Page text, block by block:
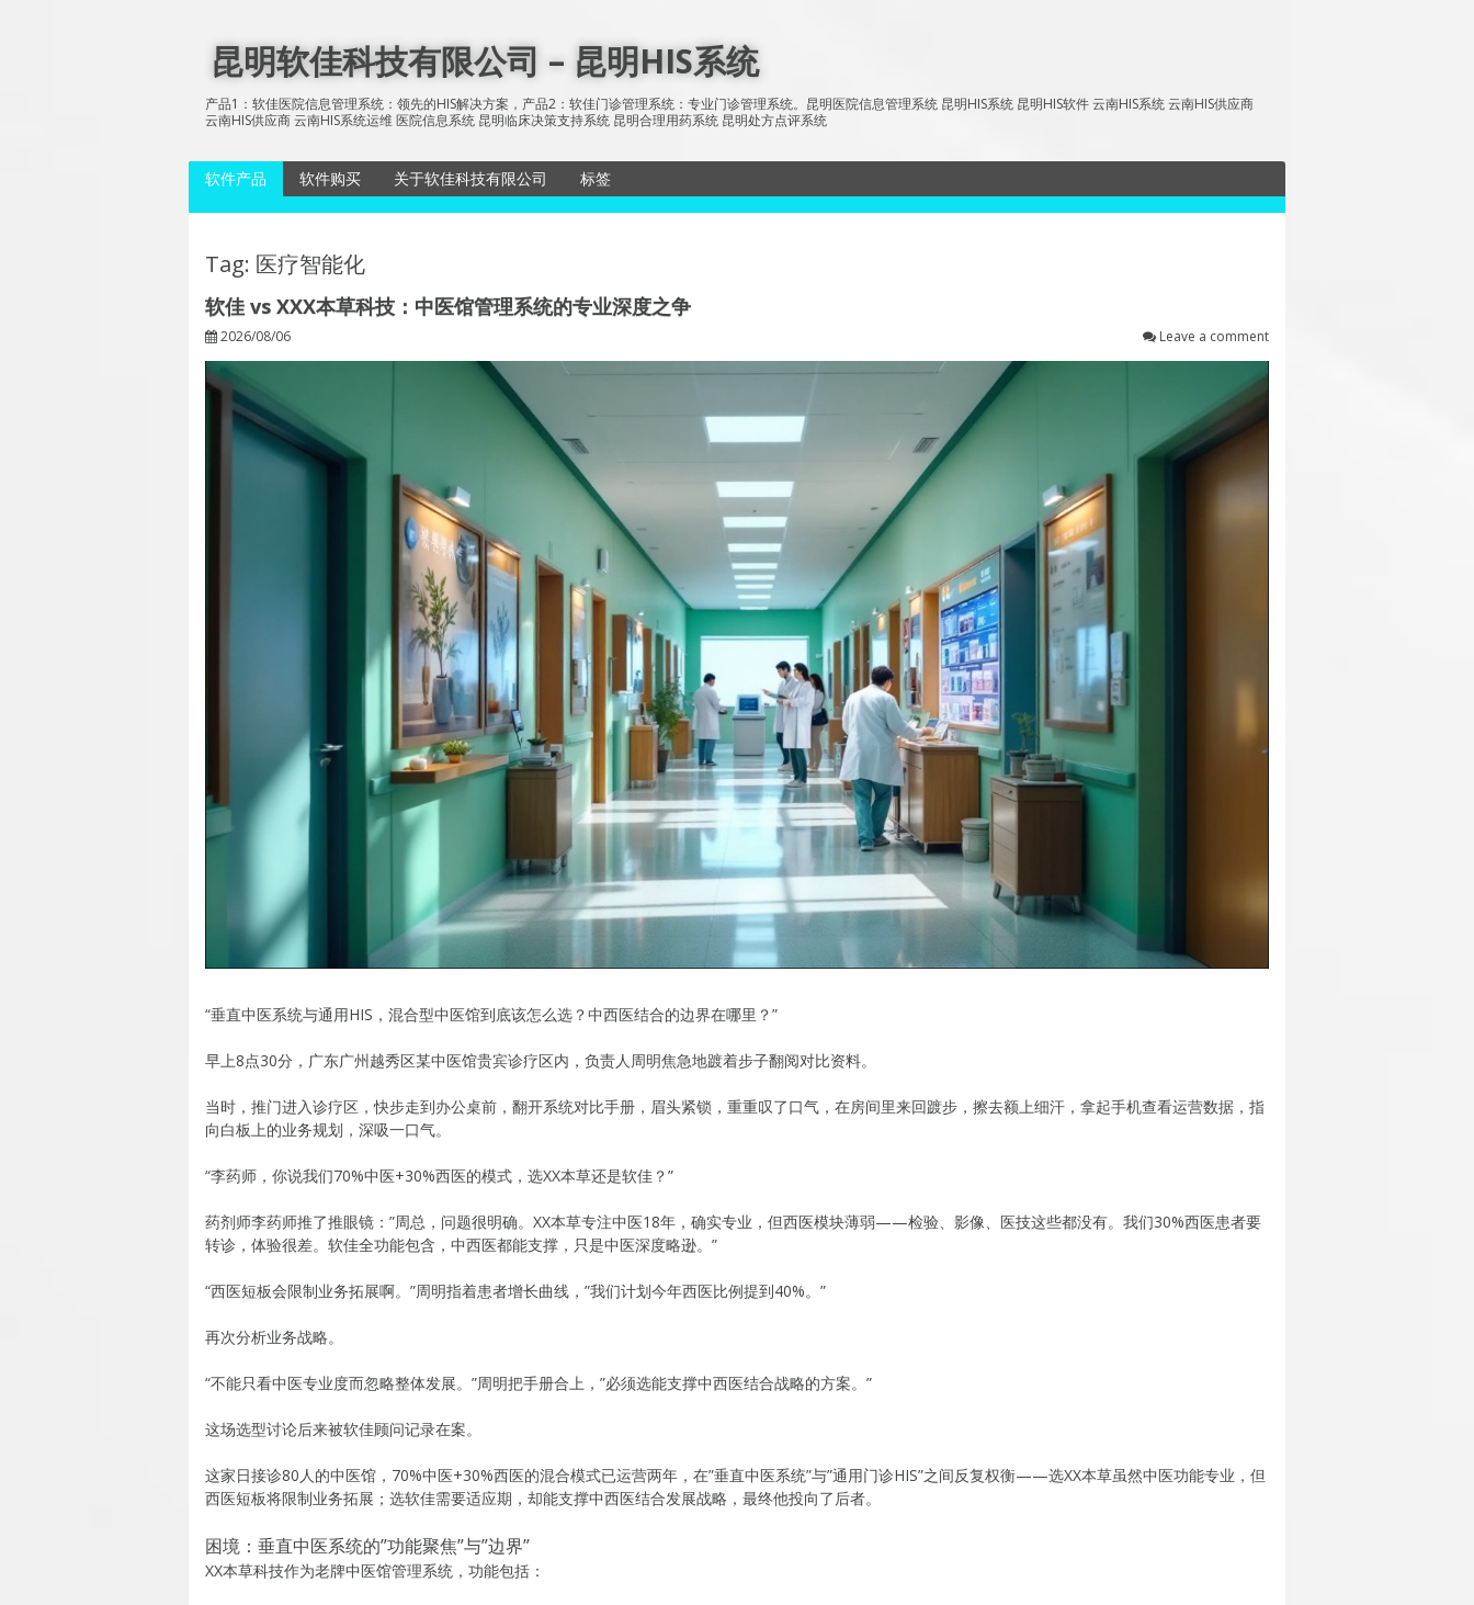
content
昆明软佳科技有限公司 – 昆明HIS系统
产品1：软佳医院信息管理系统：领先的HIS解决方案，产品2：软佳门诊管理系统：专业门诊管理系统。昆明医院信息管理系统 昆明HIS系统 昆明HIS软件 云南HIS系统 云南HIS供应商
云南HIS供应商 云南HIS系统运维 医院信息系统 昆明临床决策支持系统 昆明合理用药系统 昆明处方点评系统
软件产品
软佳医院信息管理系统
软佳影像存储与传输系
软佳号码抽奖软件
软佳多媒体信息发布系
统
软佳多媒体信息发布系
软佳糖业信息管理系统
（SoftPlus Sugar
Information System)
软件购买 关于软佳科技有限公司
标签
sitemap
Tag: 医疗智能化
软佳 vs XXX本草科技：中医馆管理系统的专业深度之争
2026/08/06 Leave a comment
“垂直中医系统与通用HIS，混合型中医馆到底该怎么选？中西医结合的边界在哪里？”
早上8点30分，广东广州越秀区某中医馆贵宾诊疗区内，负责人周明焦急地踱着步子翻阅对比资料。
当时，推门进入诊疗区，快步走到办公桌前，翻开系统对比手册，眉头紧锁，重重叹了口气，在房间里来回踱步，擦去额上细汗，拿起手机查看运营数据，指
向白板上的业务规划，深吸一口气。
“李药师，你说我们70%中医+30%西医的模式，选XX本草还是软佳？”
药剂师李药师推了推眼镜：”周总，问题很明确。XX本草专注中医18年，确实专业，但西医模块薄弱——检验、影像、医技这些都没有。我们30%西医患者要
转诊，体验很差。软佳全功能包含，中西医都能支撑，只是中医深度略逊。”
“西医短板会限制业务拓展啊。”周明指着患者增长曲线，”我们计划今年西医比例提到40%。”
再次分析业务战略。
“不能只看中医专业度而忽略整体发展。”周明把手册合上，”必须选能支撑中西医结合战略的方案。”
这场选型讨论后来被软佳顾问记录在案。
这家日接诊80人的中医馆，70%中医+30%西医的混合模式已运营两年，在”垂直中医系统”与”通用门诊HIS”之间反复权衡——选XX本草虽然中医功能专业，但
西医短板将限制业务拓展；选软佳需要适应期，却能支撑中西医结合发展战略，最终他投向了后者。
困境：垂直中医系统的”功能聚焦”与”边界”
XX本草科技作为老牌中医馆管理系统，功能包括：